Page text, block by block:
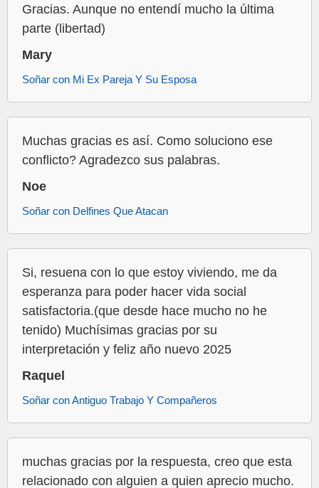
Gracias. Aunque no entendí mucho la última
parte (libertad)
Mary
Soñar con Mi Ex Pareja Y Su Esposa
Muchas gracias es así. Como soluciono ese
conflicto? Agradezco sus palabras.
Noe
Soñar con Delfines Que Atacan
Si, resuena con lo que estoy viviendo, me da
esperanza para poder hacer vida social
satisfactoria.(que desde hace mucho no he
tenido) Muchísimas gracias por su
interpretación y feliz año nuevo 2025
Raquel
Soñar con Antiguo Trabajo Y Compañeros
muchas gracias por la respuesta, creo que esta
relacionado con alguien a quien aprecio mucho.